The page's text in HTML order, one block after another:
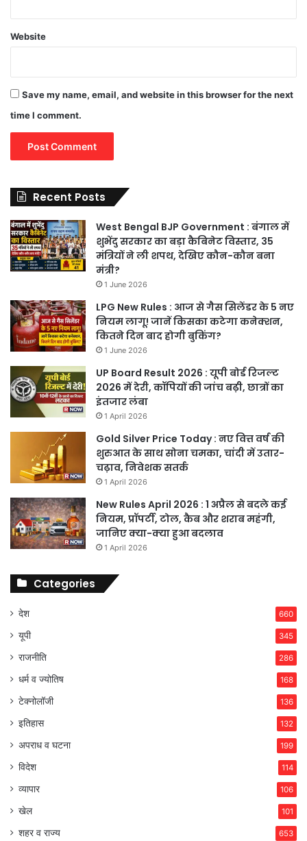
Website
Save my name, email, and website in this browser for the next
time I comment.
Recent Posts
West Bengal BJP Government : बंगाल में
शुभेंदु सरकार का बड़ा कैबिनेट विस्तार, 35
मंत्रियों ने ली शपथ, देखिए कौन-कौन बना
मंत्री?
1 June 2026
LPG New Rules : आज से गैस सिलेंडर के 5 नए
नियम लागू! जानें किसका कटेगा कनेक्शन,
कितने दिन बाद होगी बुकिंग?
1 June 2026
UP Board Result 2026 : यूपी बोर्ड रिजल्ट
2026 में देरी, कॉपियों की जांच बढ़ी, छात्रों का
इंतजार लंबा
1 April 2026
Gold Silver Price Today : नए वित्त वर्ष की
शुरुआत के साथ सोना चमका, चांदी में उतार-
चढ़ाव, निवेशक सतर्क
1 April 2026
New Rules April 2026 : 1 अप्रैल से बदले कई
नियम, प्रॉपर्टी, टोल, कैब और शराब महंगी,
जानिए क्या-क्या हुआ बदलाव
1 April 2026
Categories
देश 660
यूपी 345
राजनीति 286
धर्म व ज्योतिष 168
टेक्नोलॉजी 136
इतिहास 132
अपराध व घटना 199
विदेश 114
व्यापार 106
खेल 101
शहर व राज्य 653